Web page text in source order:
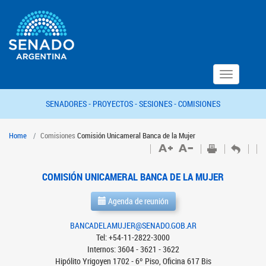
Toggle
navigation
SENADORES - PROYECTOS -SESIONES -COMISIONES
Home Comisiones Comisión Unicameral Banca de la Mujer
COMISIÓN UNICAMERAL BANCA DE LA MUJER
Agenda de reunión
BANCADELAMUJER@SENADO.GOB.AR
Tel: +54-11-2822-3000
Internos: 3604 - 3621 - 3622
Hipólito Yrigoyen 1702 - 6º Piso, Oficina 617 Bis